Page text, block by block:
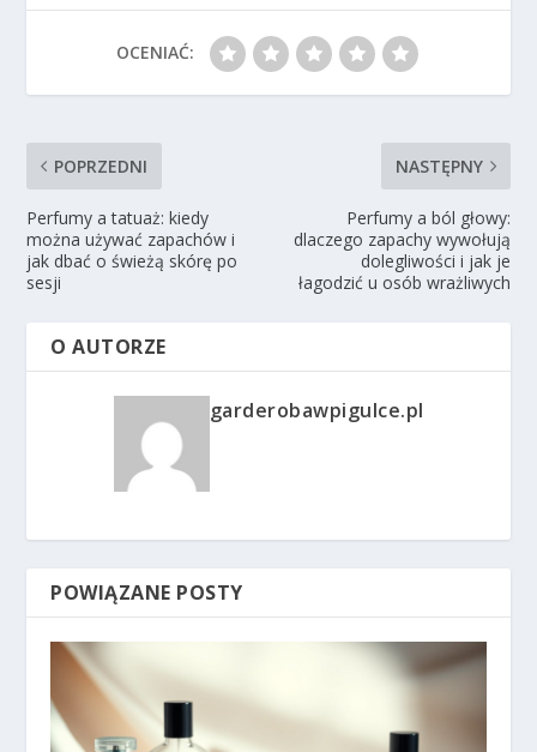
OCENIAĆ:
POPRZEDNI
Perfumy a tatuaż: kiedy
można używać zapachów i
jak dbać o świeżą skórę po
sesji
NASTĘPNY
Perfumy a ból głowy:
dlaczego zapachy wywołują
dolegliwości i jak je
łagodzić u osób wrażliwych
O AUTORZE
garderobawpigulce.pl
POWIĄZANE POSTY